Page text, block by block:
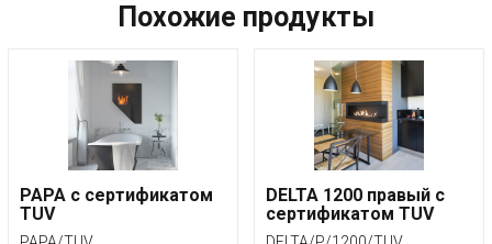
Похожие продукты
PAPA с сертификатом
TUV
DELTA 1200 правый с
сертификатом TUV